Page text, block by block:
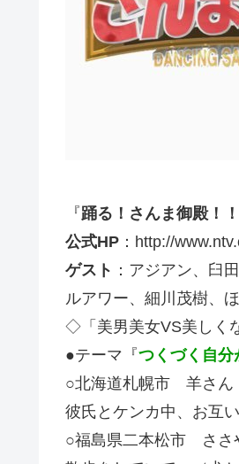
『踊る！さんま御殿！！
公式HP ：http://
ゲスト ：アジアン、臼
ルアワー、細川茂樹、
◇「美男美女VS美しく
●テーマ『つくづく自分
○北海道札幌市 羊さん
彼氏とケンカ中、お互
○福島県二本松市 ささ